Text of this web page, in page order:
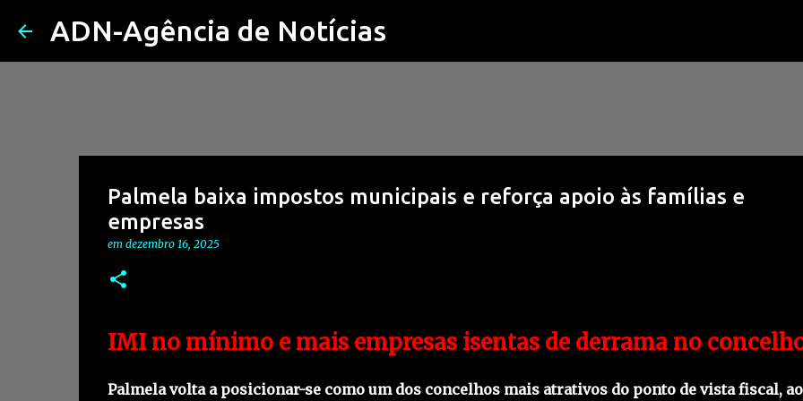
ADN-Agência de Notícias
Palmela baixa impostos municipais e reforça apoio às famílias e
empresas
em dezembro 16, 2025
IMI no mínimo e mais empresas isentas de derrama no
Palmela volta a posicionar-se como um dos concelhos mais atrativos do ponto de vista fiscal, ao